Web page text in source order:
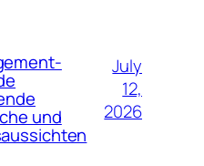
und
July
12,
2026